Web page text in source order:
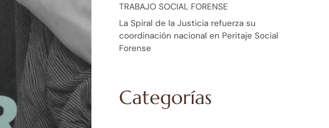
TRABAJO SOCIAL FORENSE
La Spiral de la Justicia refuerza su
coordinación nacional en Peritaje Social
Forense
Categorías